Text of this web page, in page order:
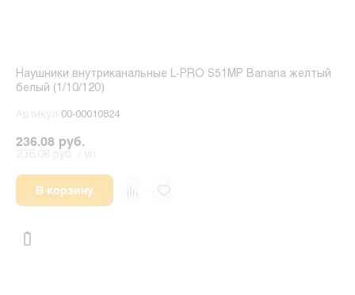
Наушники внутриканальные L-PRO S51MP Banana желтый
белый (1/10/120)
Артикул 00-00010824
236.08 руб.
В корзину